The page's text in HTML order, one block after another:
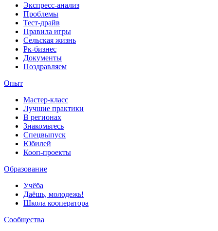
Экспресс-анализ
Проблемы
Тест-драйв
Правила игры
Сельская жизнь
Рк-бизнес
Документы
Поздравляем
Опыт
Мастер-класс
Лучшие практики
В регионах
Знакомьтесь
Спецвыпуск
Юбилей
Кооп-проекты
Образование
Учёба
Даёшь, молодежь!
Школа кооператора
Сообщества